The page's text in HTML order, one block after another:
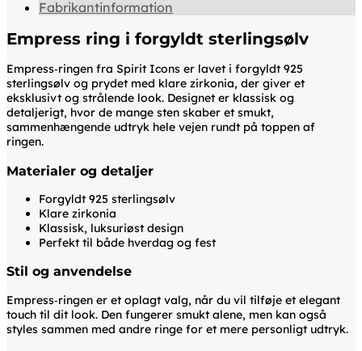
Fabrikantinformation
Empress ring i forgyldt sterlingsølv
Empress‑ringen fra Spirit Icons er lavet i forgyldt 925
sterlingsølv og prydet med klare zirkonia, der giver et
eksklusivt og strålende look. Designet er klassisk og
detaljerigt, hvor de mange sten skaber et smukt,
sammenhængende udtryk hele vejen rundt på toppen af
ringen.
Materialer og detaljer
Forgyldt 925 sterlingsølv
Klare zirkonia
Klassisk, luksuriøst design
Perfekt til både hverdag og fest
Stil og anvendelse
Empress‑ringen er et oplagt valg, når du vil tilføje et elegant
touch til dit look. Den fungerer smukt alene, men kan også
styles sammen med andre ringe for et mere personligt udtryk.